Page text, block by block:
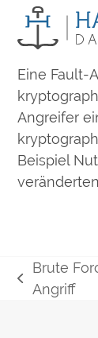
content
Open
mobile
menu
Close
mobile
menu
Eine Fault-
Angreifer
Beispiel
vorheriger
Brute
Angriff